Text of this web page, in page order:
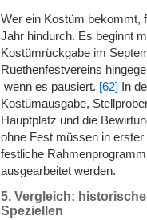
Wer ein Kostüm bekommt,
Jahr hindurch. Es beginnt
Kostümrückgabe im
Ruethenfestvereins
wenn es pausiert. [62]
In
Kostümausgabe,
Hauptplatz und die
ohne Fest müssen in
festliche
ausgearbeitet werden.
5. Vergleich:
Speziellen